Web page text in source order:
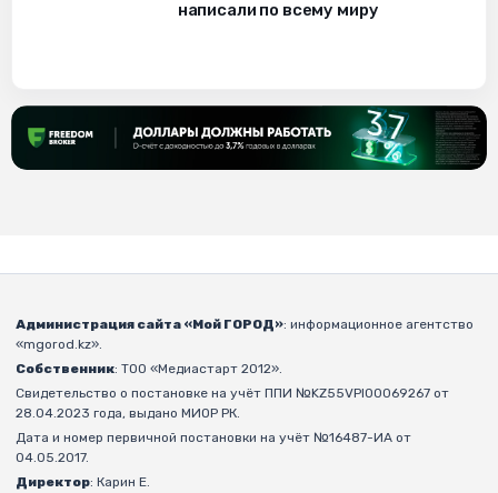
написали по всему миру
Администрация сайта «Мой ГОРОД»: информационное агентство
«mgorod.kz».
Собственник: ТОО «Медиастарт 2012».
Свидетельство о постановке на учёт ППИ №KZ55VPI00069267 от
28.04.2023 года, выдано МИОР РК.
Дата и номер первичной постановки на учёт №16487-ИА от
04.05.2017.
Директор: Карин Е.